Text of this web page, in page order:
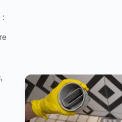
: